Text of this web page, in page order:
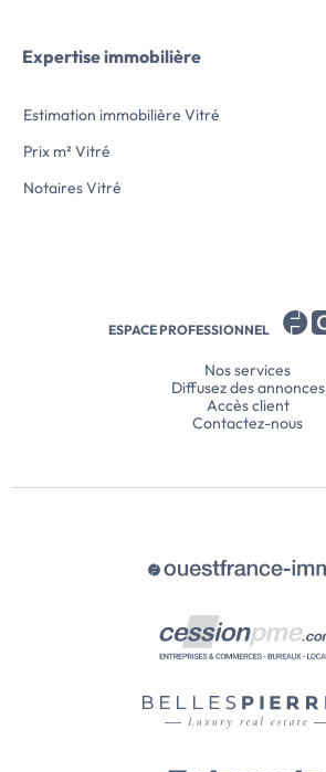
Expertise immobilière
Estimation immobilière Vitré
Prix m² Vitré
Notaires Vitré
ESPACE PROFESSIONNEL
Nos services
Diffusez des annonces
Accès client
Contactez-nous